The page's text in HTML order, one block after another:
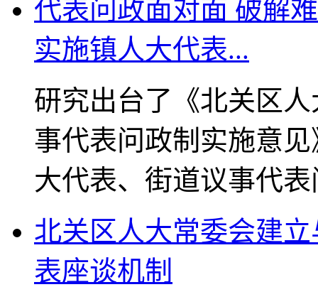
代表问政面对面 破解
实施镇人大代表...
研究出台了《北关区
事代表问政制实施意
大代表、街道议事代
北关区人大常委会建
表座谈机制